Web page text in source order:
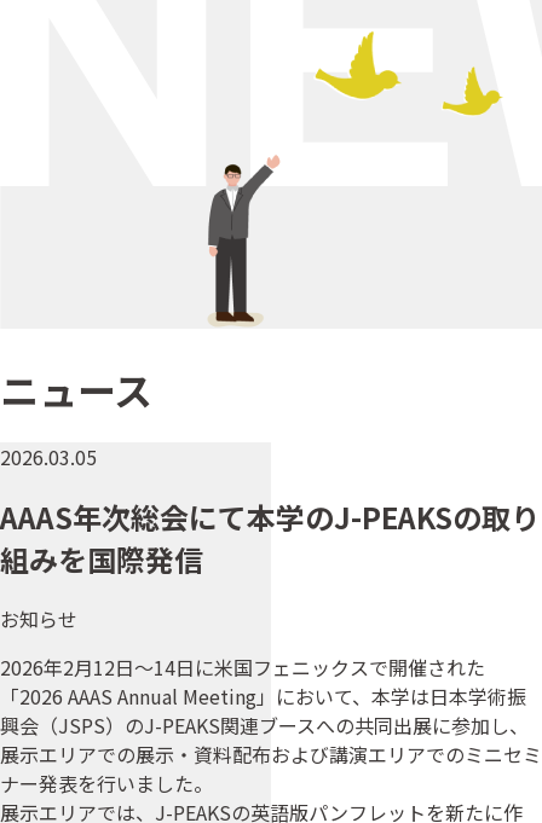
ニュース
2026.03.05
AAAS年次総会にて本学のJ-PEAKSの取り
組みを国際発信
お知らせ
2026年2月12日～14日に米国フェニックスで開催された
「2026 AAAS Annual Meeting」において、本学は日本学術振
興会（JSPS）のJ-PEAKS関連ブースへの共同出展に参加し、
展示エリアでの展示・資料配布および講演エリアでのミニセミ
ナー発表を行いました。
展示エリアでは、J-PEAKSの英語版パンフレットを新たに作